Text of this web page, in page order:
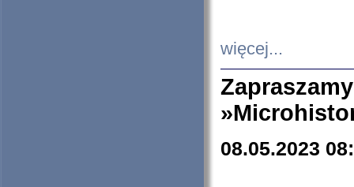
więcej...
08.05.2023